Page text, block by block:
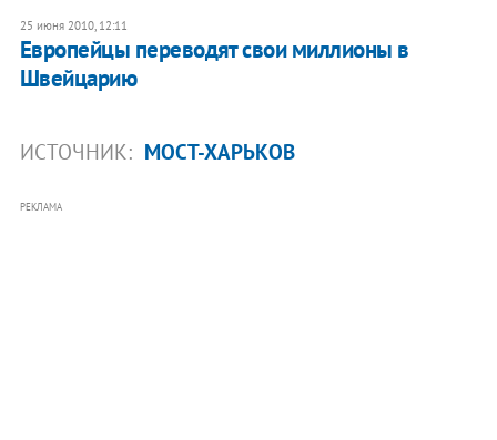
25 июня 2010, 12:11
Европейцы переводят свои миллионы в
Швейцарию
ИСТОЧНИК: МОСТ-ХАРЬКОВ
РЕКЛАМА